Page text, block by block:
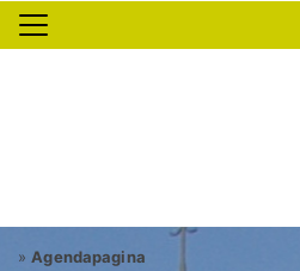
» Agendapagina